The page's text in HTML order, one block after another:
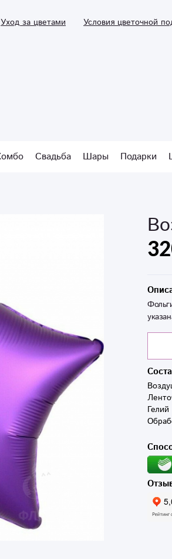
Уход за цветами Условия цветочной
Свадьба Шары Подарки
Гелий